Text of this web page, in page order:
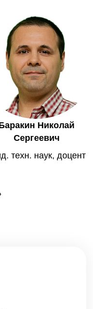
Николай
Сергеевич
техн. наук, доцент